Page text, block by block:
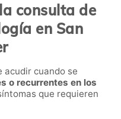
consulta de
en San
acudir cuando se
o recurrentes en los
que requieren